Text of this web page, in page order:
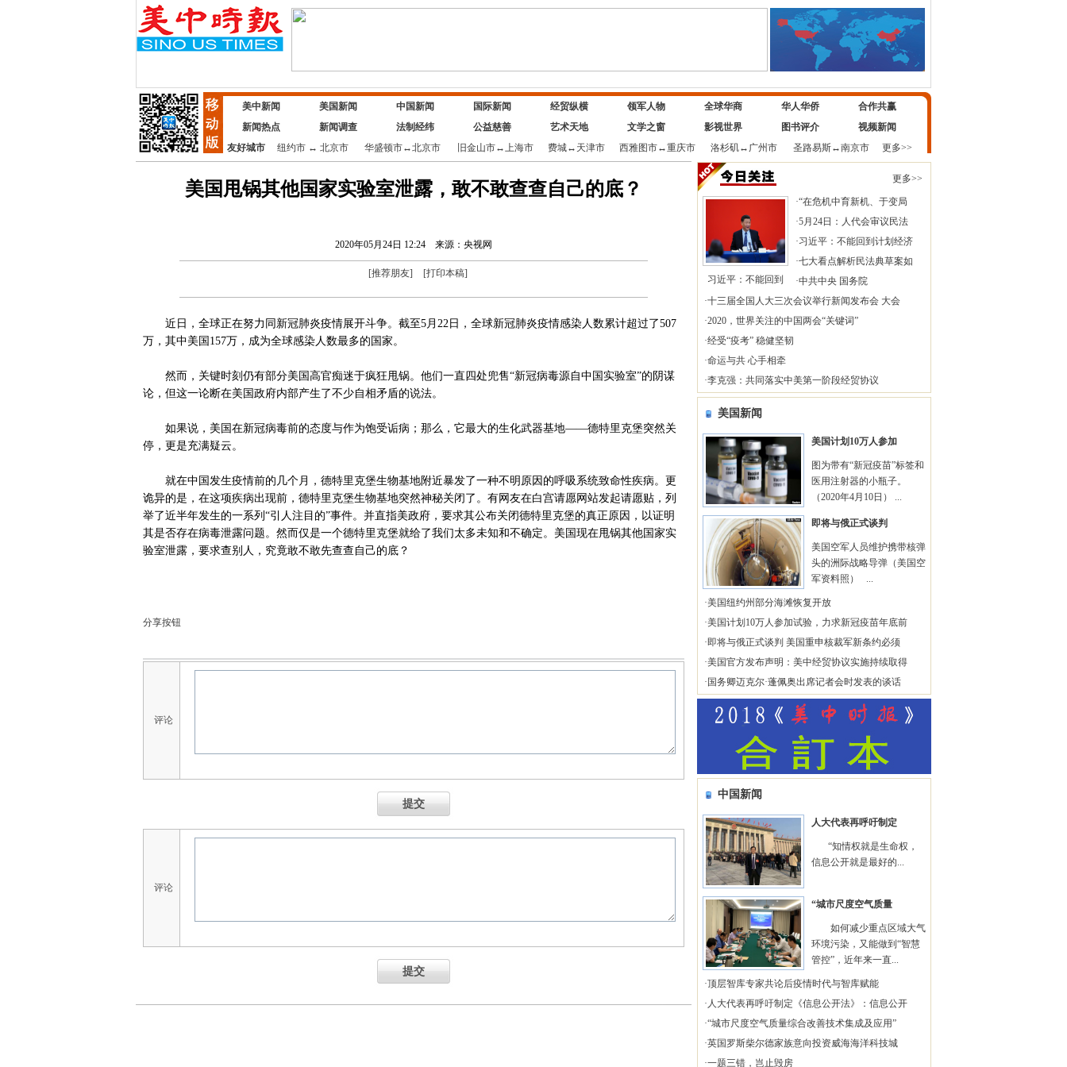
美中新闻 美国新闻 中国新闻 国际新闻 经贸纵横 领军人物 全球华商 华人华侨
合作共赢
新闻热点
新闻调查 法制经纬 公益慈善 艺术天地 文学之窗 影视世界 图书评介
视频新闻
友好城市
纽约市↔ 北京市 华盛顿市↔北京市 旧金山市↔上海市 费城↔ 天津市 西雅图市↔重庆市 洛杉矶↔ 广州市 圣路易斯↔南京市 更多>>
美国甩锅其他国家实验室泄露，敢不敢查查自己的底？
2020年05月24日 12:24 来源：央视网
[推荐朋友] [打印本稿]
近日，全球正在努力同新冠肺炎疫情展开斗争。截至5月22日，全球新冠肺炎疫情感染人数累计超过了507
万，其中美国157万，成为全球感染人数最多的国家。
然而，关键时刻仍有部分美国高官痴迷于疯狂甩锅。他们一直四处兜售“新冠病毒源自中国实验室”的阴谋
论，但这一论断在美国政府内部产生了不少自相矛盾的说法。
如果说，美国在新冠病毒前的态度与作为饱受诟病；那么，它最大的生化武器基地——德特里克堡突然关
停，更是充满疑云。
就在中国发生疫情前的几个月，德特里克堡生物基地附近暴发了一种不明原因的呼吸系统致命性疾病。更
诡异的是，在这项疾病出现前，德特里克堡生物基地突然神秘关闭了。有网友在白宫请愿网站发起请愿贴，列
举了近半年发生的一系列“引人注目的”事件。并直指美政府，要求其公布关闭德特里克堡的真正原因，以证明
其是否存在病毒泄露问题。然而仅是一个德特里克堡就给了我们太多未知和不确定。美国现在甩锅其他国家实
验室泄露，要求查别人，究竟敢不敢先查查自己的底？
分享按钮
评论
提交
评论
提交
更多>>
习近平：不能回到
·“在危机中育新机、于变局
·5月24日：人代会审议民法
·习近平：不能回到计划经济
·七大看点解析民法典草案如
·中共中央 国务院
·十三届全国人大三次会议举行新闻发布会 大会
·2020，世界关注的中国两会“关键词”
·经受“疫考” 稳健坚韧
·命运与共 心手相牵
·李克强：共同落实中美第一阶段经贸协议
美国新闻
美国计划10万人参加
图为带有“新冠疫苗”标签和
医用注射器的小瓶子。
（2020年4月10日） ...
即将与俄正式谈判
美国空军人员维护携带核弹
头的洲际战略导弹（美国空
军资料照） ...
·美国纽约州部分海滩恢复开放
·美国计划10万人参加试验，力求新冠疫苗年底前
·即将与俄正式谈判 美国重申核裁军新条约必须
·美国官方发布声明：美中经贸协议实施持续取得
· 国务卿迈克尔·蓬佩奥出席记者会时发表的谈话
中国新闻
人大代表再呼吁制定
“知情权就是生命权，
信息公开就是最好的...
“城市尺度空气质量
如何减少重点区域大气
环境污染，又能做到“智慧
管控”，近年来一直...
·顶层智库专家共论后疫情时代与智库赋能
· 人大代表再呼吁制定《信息公开法》：信息公开
·“城市尺度空气质量综合改善技术集成及应用”
·英国罗斯柴尔德家族意向投资威海海洋科技城
·一题三错，岂止毁房